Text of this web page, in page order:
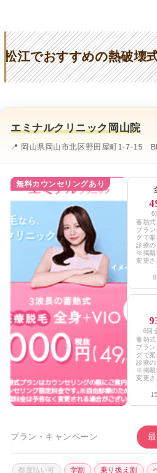
ブランクリニック松江院
かじクリニック
KAZUKIプライベートクリニ
心と体の診療所おくだクリニ
はまもとクリニック
白根医院
エミナルクリニックメンズ広
湘南美容クリニック福山院
TCB東京中央美容外科松江院
メンズブランクリニック松江
はまもとクリニック
おくだクリニック
たかお皮フ科クリニック
松江でおすすめの熱破壊
エミナルクリニック岡山院
📍 岡山県岡山市北区野田屋町1-7-15
無料カウンセリングあり
6
蓄熱
プラ
グで
診療
※掲載
変更
6回
蓄熱
プラ
グで
診療
※掲載
変更
プラン・キャンペーン
都度払い可 学割 乗り換え割